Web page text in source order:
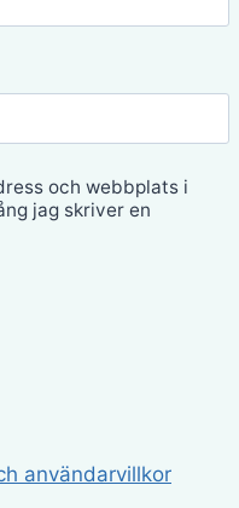
och webbplats i
jag skriver en
användarvillkor